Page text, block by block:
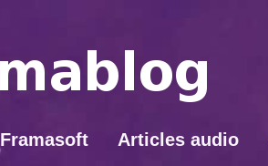
Framasoft Articles audio